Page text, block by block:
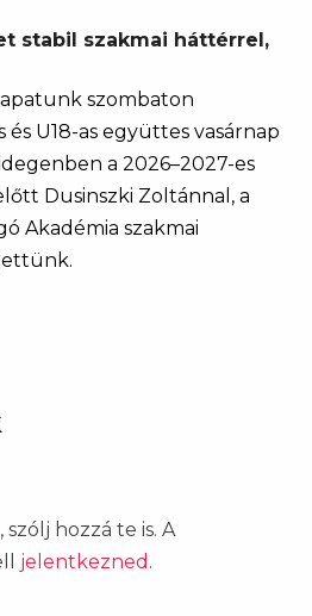
stabil szakmai háttérrel,
szombaton
és U18-as együttes vasárnap
a 2026–2027-es
Dusinszki Zoltánnal, a
Akadémia szakmai
hozzá te is. A
jelentkezned .